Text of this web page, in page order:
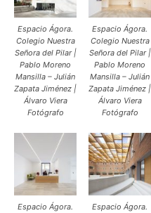
Espacio Ágora.
Colegio Nuestra
Señora del Pilar |
Pablo Moreno
Mansilla – Julián
Zapata Jiménez |
Álvaro Viera
Fotógrafo
Espacio Ágora.
Colegio Nuestra
Señora del Pilar |
Pablo Moreno
Mansilla – Julián
Zapata Jiménez |
Álvaro Viera
Fotógrafo
Espacio Ágora.
Espacio Ágora.